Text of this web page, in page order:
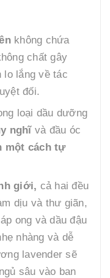
không chứa
chất gây
lo lắng về tác
đối.
loại dầu dưỡng
nghĩvà đầu óc
một cách tự
giới, cả hai đều
dịu và thư giãn,
ong và dầu đậu
nhàng và dễ
lavender sẽ
sâu vào ban